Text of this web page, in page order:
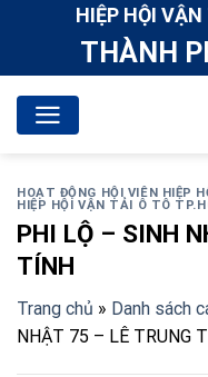
HIỆP HỘI
THÀNH
HOẠT ĐỘNG HỘI VIÊN HIỆP
HIỆP HỘI VẬN TẢI Ô TÔ
PHI LỘ – SINH
TÍNH
Trang chủ » Danh sách
NHẬT 75 – LÊ TRUNG